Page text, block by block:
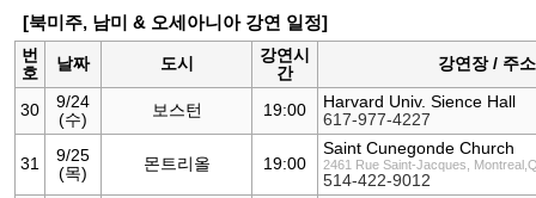
[북미주, 남미 & 오세아니아 강연 일정]
번
호
날짜 도시
강연시
간
강연장 / 주
30
9/24
(수)
보스턴 19:00
Harvard Univ. Sience Hall
617-977-4227
31
9/25
(목)
몬트리올 19:00
Saint Cunegonde Church
2461 Rue Saint-Jacques,
514-422-9012